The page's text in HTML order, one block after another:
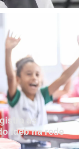
as
Ideb na rede